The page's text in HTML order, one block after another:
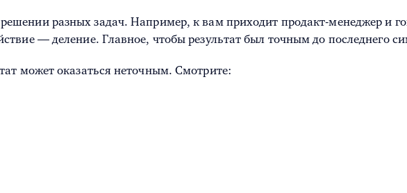
разных задач. Например, к вам приходит продакт-менеджер и
— деление. Главное, чтобы результат был точным до последнего
может оказаться неточным. Смотрите: